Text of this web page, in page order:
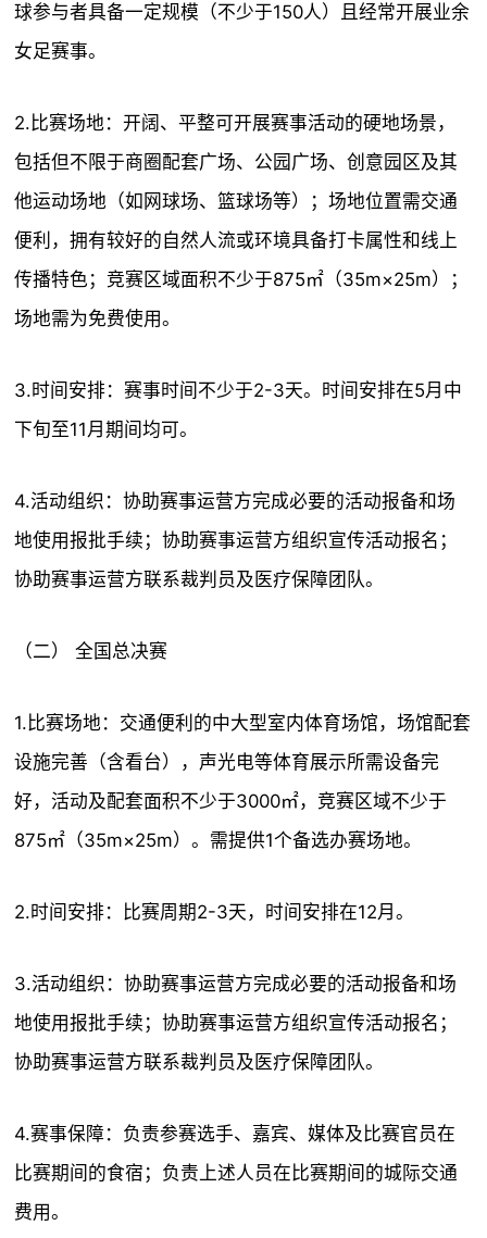
球参与者具备一定规模（不少于150人）且经常开展业余
女足赛事。
2.比赛场地：开阔、平整可开展赛事活动的硬地场景，
包括但不限于商圈配套广场、公园广场、创意园区及其
他运动场地（如网球场、篮球场等）；场地位置需交通
便利，拥有较好的自然人流或环境具备打卡属性和线上
传播特色；竞赛区域面积不少于875㎡（35m×25m）；
场地需为免费使用。
3.时间安排：赛事时间不少于2-3天。时间安排在5月中
下旬至11月期间均可。
4.活动组织：协助赛事运营方完成必要的活动报备和场
地使用报批手续；协助赛事运营方组织宣传活动报名；
协助赛事运营方联系裁判员及医疗保障团队。
（二） 全国总决赛
1.比赛场地：交通便利的中大型室内体育场馆，场馆配套
设施完善（含看台），声光电等体育展示所需设备完
好，活动及配套面积不少于3000㎡，竞赛区域不少于
875㎡（35m×25m）。需提供1个备选办赛场地。
2.时间安排：比赛周期2-3天，时间安排在12月。
3.活动组织：协助赛事运营方完成必要的活动报备和场
地使用报批手续；协助赛事运营方组织宣传活动报名；
协助赛事运营方联系裁判员及医疗保障团队。
4.赛事保障：负责参赛选手、嘉宾、媒体及比赛官员在
比赛期间的食宿；负责上述人员在比赛期间的城际交通
费用。